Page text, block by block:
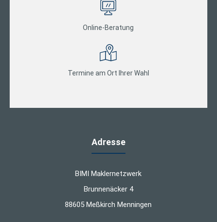
Online-Beratung
Termine am Ort Ihrer Wahl
Adresse
BIMI Maklernetzwerk
Brunnenäcker 4
88605 Meßkirch Menningen